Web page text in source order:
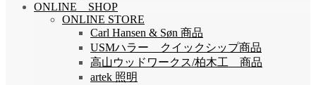
ONLINE SHOP
ONLINE STORE
Carl Hansen & Søn 商品
USMハラー クイックシップ商品
高山ウッドワークス/柏木工 商品
artek 照明